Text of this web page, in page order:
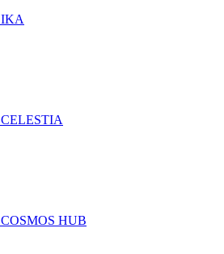
IKA
CELESTIA
COSMOS HUB